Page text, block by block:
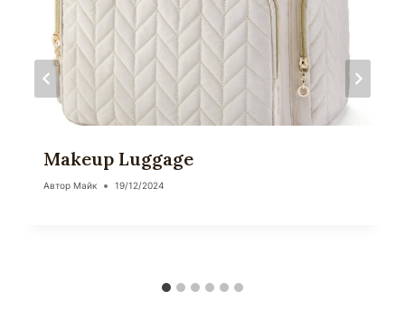
Makeup Luggage
Автор Майк 19/12/2024